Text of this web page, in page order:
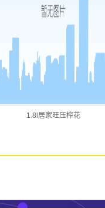
1.8l居家旺压榨花